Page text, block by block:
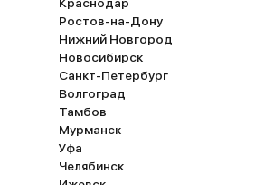
Ростов-на-Дону
Нижний Новгород
Новосибирск
Санкт-Петербург
Волгоград
Тамбов
Мурманск
Уфа
Челябинск